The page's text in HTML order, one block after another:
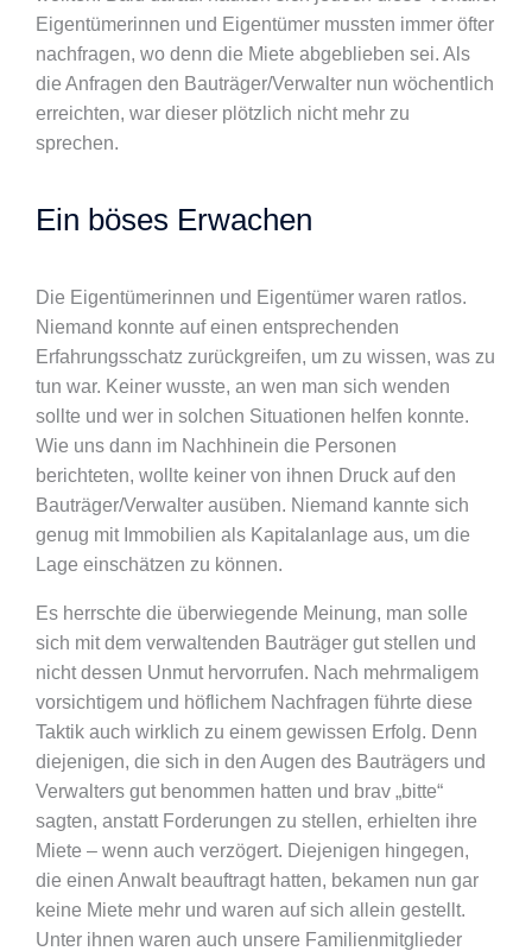
Eigentümerinnen und Eigentümer mussten immer öfter
nachfragen, wo denn die Miete abgeblieben sei. Als
die Anfragen den Bauträger/Verwalter nun wöchentlich
erreichten, war dieser plötzlich nicht mehr zu
sprechen.
Ein böses Erwachen
Die Eigentümerinnen und Eigentümer waren ratlos.
Niemand konnte auf einen entsprechenden
Erfahrungsschatz zurückgreifen, um zu wissen, was zu
tun war. Keiner wusste, an wen man sich wenden
sollte und wer in solchen Situationen helfen konnte.
Wie uns dann im Nachhinein die Personen
berichteten, wollte keiner von ihnen Druck auf den
Bauträger/Verwalter ausüben. Niemand kannte sich
genug mit Immobilien als Kapitalanlage aus, um die
Lage einschätzen zu können.
Es herrschte die überwiegende Meinung, man solle
sich mit dem verwaltenden Bauträger gut stellen und
nicht dessen Unmut hervorrufen. Nach mehrmaligem
vorsichtigem und höflichem Nachfragen führte diese
Taktik auch wirklich zu einem gewissen Erfolg. Denn
diejenigen, die sich in den Augen des Bauträgers und
Verwalters gut benommen hatten und brav „bitte“
sagten, anstatt Forderungen zu stellen, erhielten ihre
Miete – wenn auch verzögert. Diejenigen hingegen,
die einen Anwalt beauftragt hatten, bekamen nun gar
keine Miete mehr und waren auf sich allein gestellt.
Unter ihnen waren auch unsere Familienmitglieder